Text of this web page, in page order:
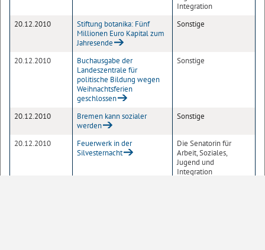
Integration
20.12.2010
Stiftung botanika: Fünf
Millionen Euro Kapital zum
Jahresende
Sonstige
20.12.2010
Buchausgabe der
Landeszentrale für
politische Bildung wegen
Weihnachtsferien
geschlossen
Sonstige
20.12.2010
Bremen kann sozialer
werden
Sonstige
20.12.2010
Feuerwerk in der
Silvesternacht
Die Senatorin für
Arbeit, Soziales,
Jugend und
Integration